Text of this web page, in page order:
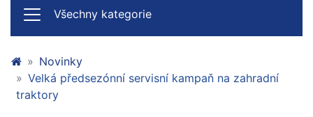
Všechny kategorie
Novinky
Velká předsezónní servisní kampaň na zahradní
traktory